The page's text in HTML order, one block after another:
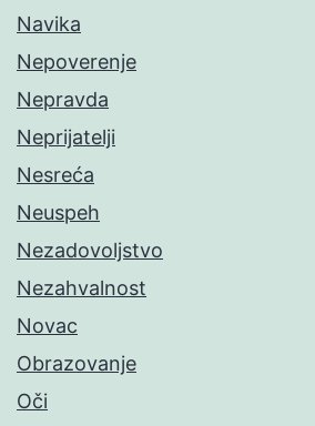
Navika
Nepoverenje
Nepravda
Neprijatelji
Nesreća
Neuspeh
Nezadovoljstvo
Nezahvalnost
Novac
Obrazovanje
Oči